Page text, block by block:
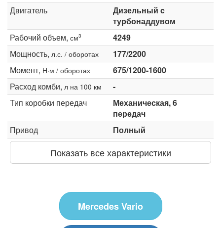
Двигатель
Дизельный c
турбонаддувом
Рабочий объем, см3
4249
Мощность, л.с. / оборотах
177/2200
Момент, Н·м / оборотах
675/1200-1600
Расход комби, л на 100 км
-
Тип коробки передач
Механическая, 6
передач
Привод
Полный
Показать все характеристики
Mercedes Vario